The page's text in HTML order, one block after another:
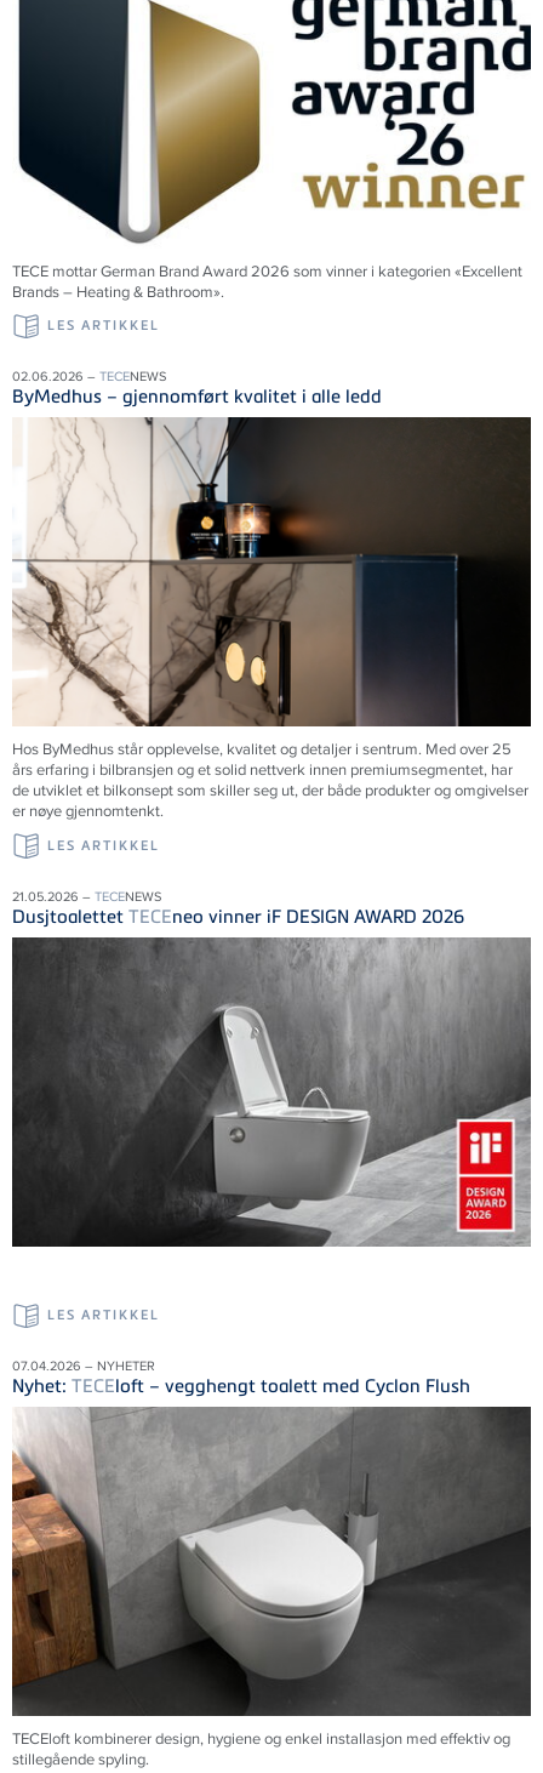
TECE mottar German Brand Award 2026 som vinner i kategorien «Excellent
Brands – Heating & Bathroom».
LES ARTIKKEL
02.06.2026 – TECENEWS
ByMedhus – gjennomført kvalitet i alle ledd
Hos ByMedhus står opplevelse, kvalitet og detaljer i sentrum. Med over 25
års erfaring i bilbransjen og et solid nettverk innen premiumsegmentet, har
de utviklet et bilkonsept som skiller seg ut, der både produkter og omgivelser
er nøye gjennomtenkt.
LES ARTIKKEL
21.05.2026 – TECENEWS
Dusjtoalettet TECEneo vinner iF DESIGN AWARD 2026
LES ARTIKKEL
07.04.2026 – NYHETER
Nyhet: TECEloft – vegghengt toalett med Cyclon Flush
TECEloft kombinerer design, hygiene og enkel installasjon med effektiv og
stillegående spyling.